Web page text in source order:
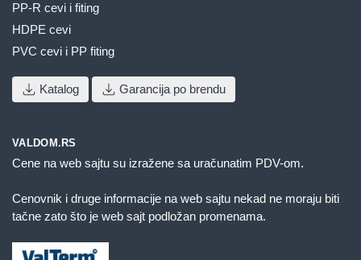
PP-R cevi i fiting
HDPE cevi
PVC cevi i PP fiting
Katalog Garancija po brendu
VALDOM.RS
Cene na web sajtu su izražene sa uračunatim PDV-om.
Cenovnik i druge informacije na web sajtu nekad ne moraju biti
tačne zato što je web sajt podložan promenama.